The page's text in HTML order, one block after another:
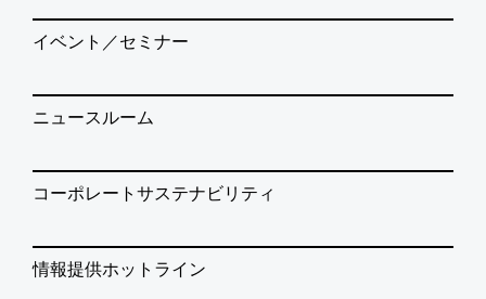
イベント／セミナー
ニュースルーム
コーポレートサステナビリティ
情報提供ホットライン